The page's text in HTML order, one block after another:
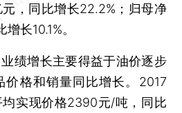
，同比增长22.2%；归母净
长10.1%。
增长主要得益于油价逐步
价格和销量同比增长。2017
实现价格2390元/吨，同比